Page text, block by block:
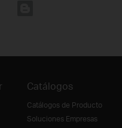
Catálogos
Catálogos de Producto
Soluciones Empresas